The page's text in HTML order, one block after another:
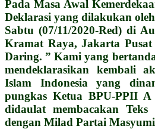
Pada Masa Awal
Deklarasi yang dilakukan
Sabtu (07/11/2020-Red) di
Kramat Raya, Jakarta Pusat
Daring.” Kami yang
mendeklarasikan kembali
Islam Indonesia yang
pungkas Ketua BPU-PPII
didaulat membacakan Teks
dengan Milad Partai